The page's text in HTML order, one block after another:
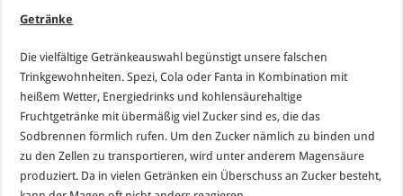
Getränke
Die vielfältige Getränkeauswahl begünstigt unsere falschen
Trinkgewohnheiten. Spezi, Cola oder Fanta in Kombination mit
heißem Wetter, Energiedrinks und kohlensäurehaltige
Fruchtgetränke mit übermäßig viel Zucker sind es, die das
Sodbrennen förmlich rufen. Um den Zucker nämlich zu binden und
zu den Zellen zu transportieren, wird unter anderem Magensäure
produziert. Da in vielen Getränken ein Überschuss an Zucker besteht,